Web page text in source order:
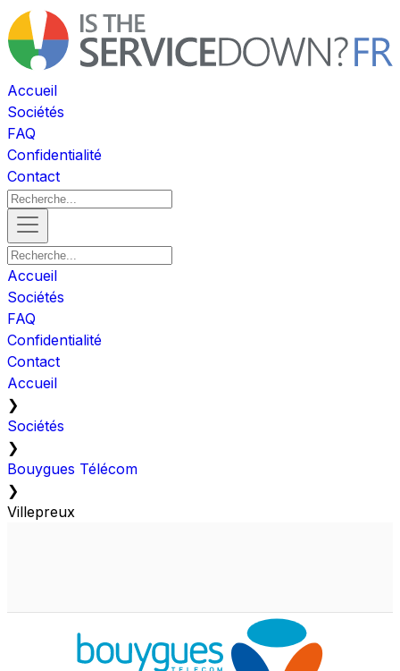
Accueil
Sociétés
FAQ
Confidentialité
Contact
Accueil
Sociétés
FAQ
Confidentialité
Contact
Accueil
❯
Sociétés
❯
Bouygues Télécom
❯
Villepreux